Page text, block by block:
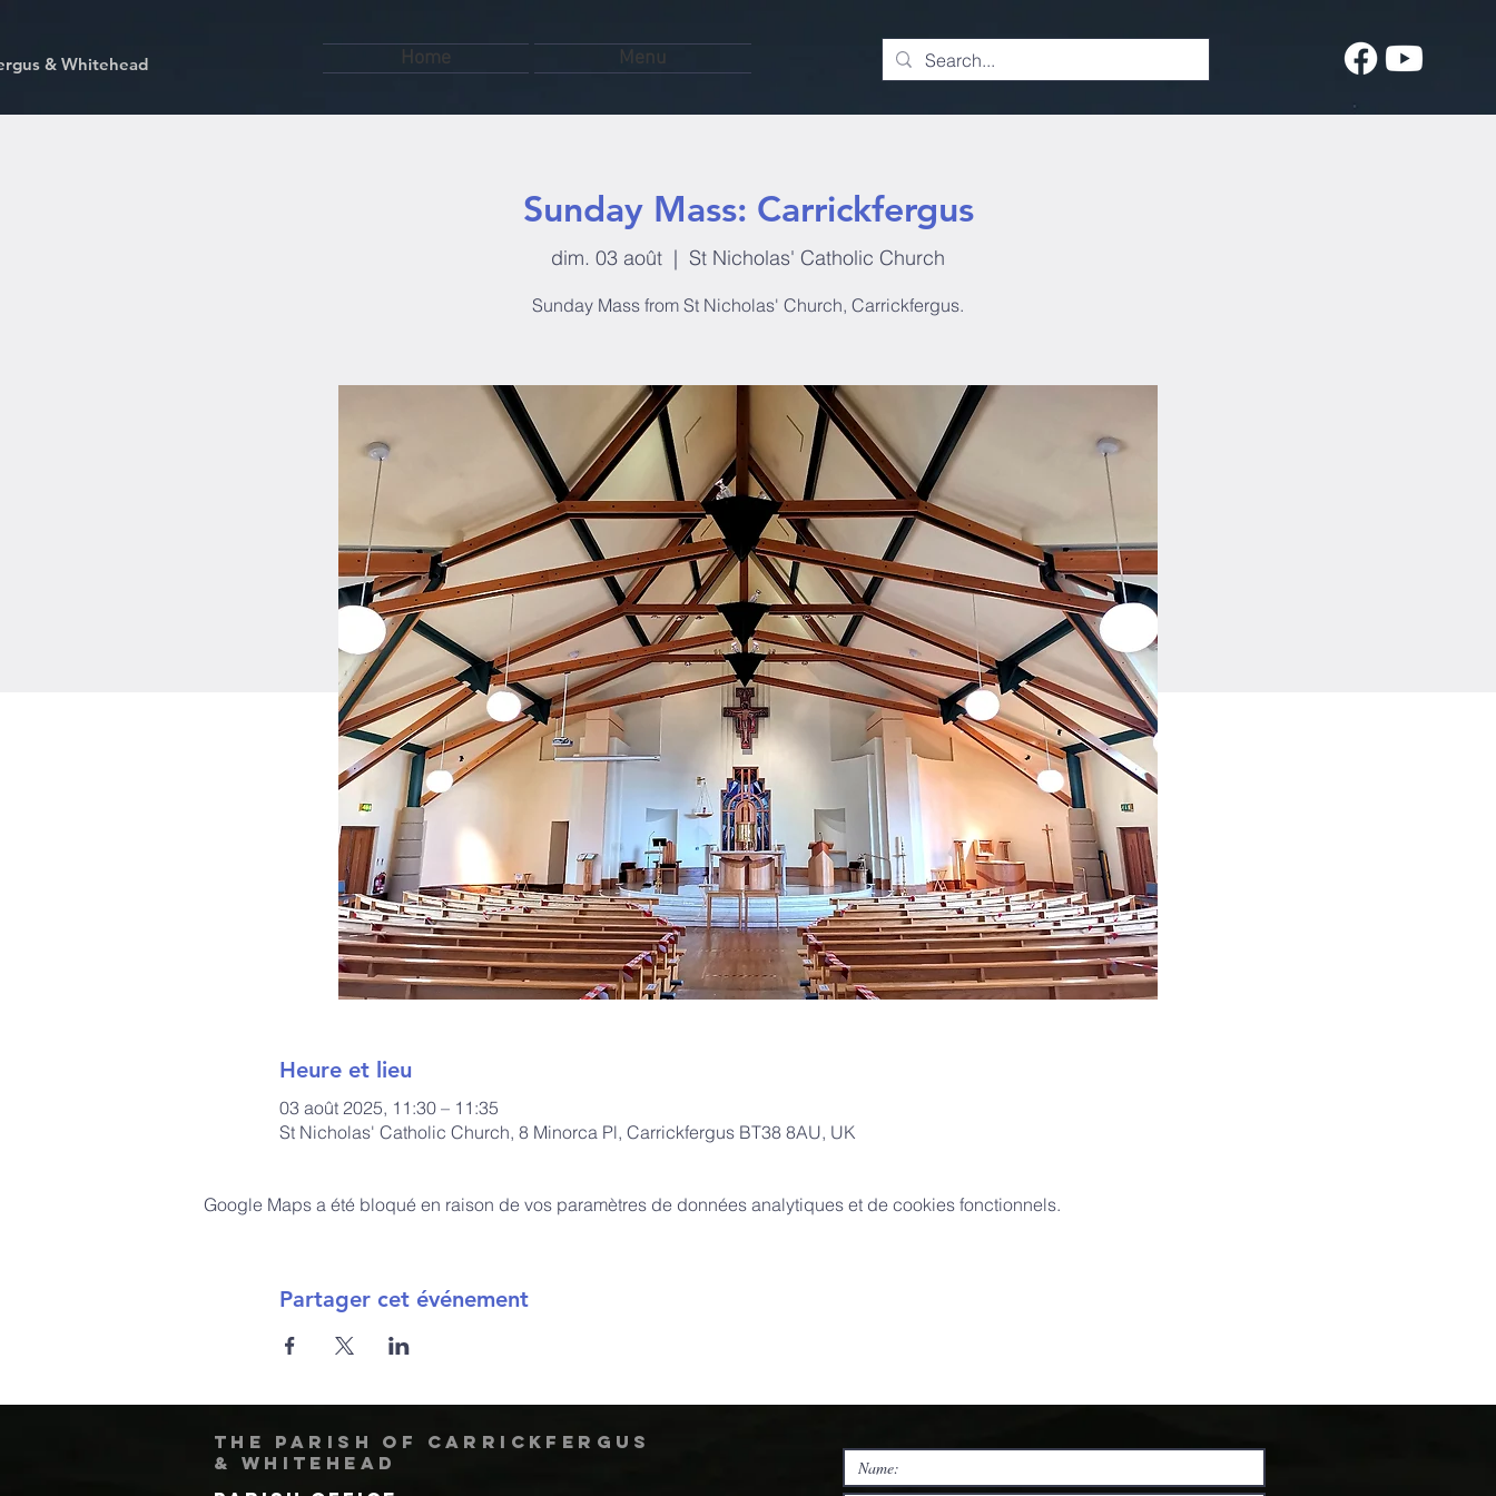
& Whitehead Home Menu
Sunday Mass: Carrickfergus
dim. 03 août
  |
St Nicholas' Catholic Church
Sunday Mass from St Nicholas' Church, Carrickfergus.
Heure et lieu
03 août 2025, 11:30 – 11:35
St Nicholas' Catholic Church, 8 Minorca Pl, Carrickfergus BT38 8AU, UK
Google Maps a été bloqué en raison de vos paramètres de données analytiques et de cookies fonctionnels.
Partager cet événement
The Parish of Carrickfergus
& Whitehead